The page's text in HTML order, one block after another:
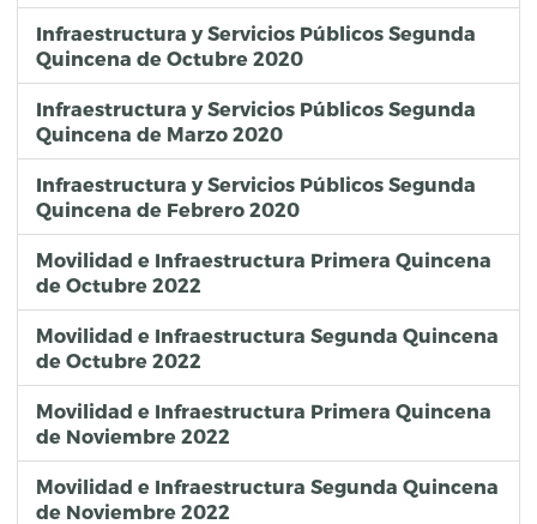
Infraestructura y Servicios Públicos Segunda
Quincena de Octubre 2020
Infraestructura y Servicios Públicos Segunda
Quincena de Marzo 2020
Infraestructura y Servicios Públicos Segunda
Quincena de Febrero 2020
Movilidad e Infraestructura Primera Quincena
de Octubre 2022
Movilidad e Infraestructura Segunda Quincena
de Octubre 2022
Movilidad e Infraestructura Primera Quincena
de Noviembre 2022
Movilidad e Infraestructura Segunda Quincena
de Noviembre 2022